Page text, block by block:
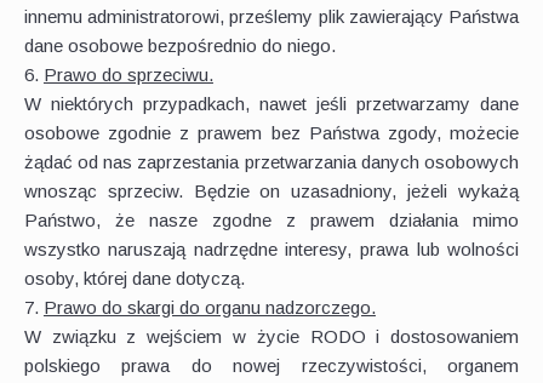
innemu administratorowi, prześlemy plik zawierający Państwa
dane osobowe bezpośrednio do niego.
6. Prawo do sprzeciwu.
W niektórych przypadkach, nawet jeśli przetwarzamy dane
osobowe zgodnie z prawem bez Państwa zgody, możecie
żądać od nas zaprzestania przetwarzania danych osobowych
wnosząc sprzeciw. Będzie on uzasadniony, jeżeli wykażą
Państwo, że nasze zgodne z prawem działania mimo
wszystko naruszają nadrzędne interesy, prawa lub wolności
osoby, której dane dotyczą.
7. Prawo do skargi do organu nadzorczego.
W związku z wejściem w życie RODO i dostosowaniem
polskiego prawa do nowej rzeczywistości, organem